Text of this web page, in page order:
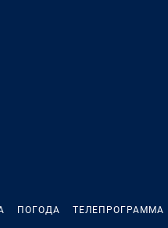
ПОГОДА ТЕЛЕПРОГРАММА